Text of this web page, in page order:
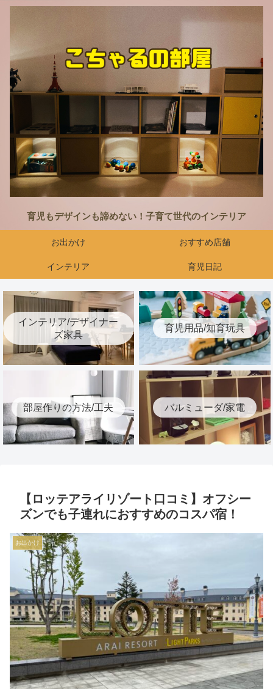
育児もデザインも諦めない！子育て世代のインテリア
お出かけ おすすめ店舗
インテリア 育児日記
インテリア/デザイナー
ズ家具
育児用品/知育玩具
部屋作りの方法/工夫 バルミューダ/家電
【ロッテアライリゾート口コミ】オフシー
ズンでも子連れにおすすめのコスパ宿！
お出かけ